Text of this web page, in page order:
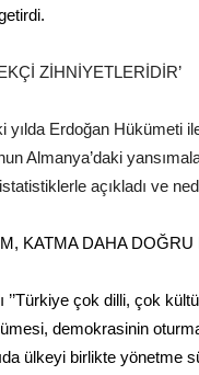
ZİHNİYETLERİDİR’
yılda Erdoğan Hükümeti
Almanya’daki
açıkladı ve
KATMA DAHA DOĞRU
’’Türkiye çok dilli, çok
demokrasinin
ülkeyi birlikte yönetme